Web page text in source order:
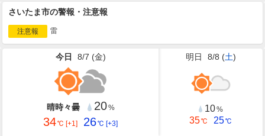
さいたま市の警報・注意報
注意報 雷
今日 8/7 (金)
晴時々曇 20%
34℃ [+1] 26℃ [+3]
明日 8/8 (土)
10%
35℃ 25℃